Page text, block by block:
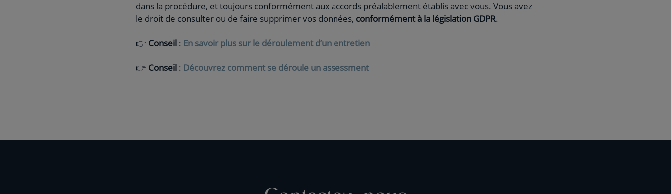
dans la procédure, et toujours conformément aux accords préalablement établis avec vous. Vous avez
le droit de consulter ou de faire supprimer vos données, conformément à la législation GDPR.
👉 Conseil : En savoir plus sur le déroulement d’un entretien
👉 Conseil : Découvrez comment se déroule un assessment